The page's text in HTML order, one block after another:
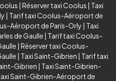
| Réserver taxi Coolus | Taxi
| Tarif taxi Coolus-Aéroport de
Aéroport de Paris-Orly | Taxi
de Gaulle | Tarif taxi Coolus-
| Réserver taxi Coolus-
| Taxi Saint-Gibrien | Tarif taxi
Gibrien | Taxi Saint-Gibrien-
Saint-Gibrien-Aéroport de